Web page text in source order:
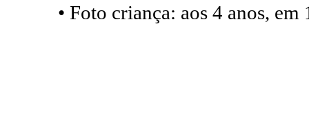
• Foto criança: aos 4 anos, em